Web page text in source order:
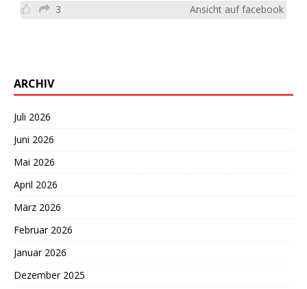
3 Ansicht auf facebook
ARCHIV
Juli 2026
Juni 2026
Mai 2026
April 2026
März 2026
Februar 2026
Januar 2026
Dezember 2025